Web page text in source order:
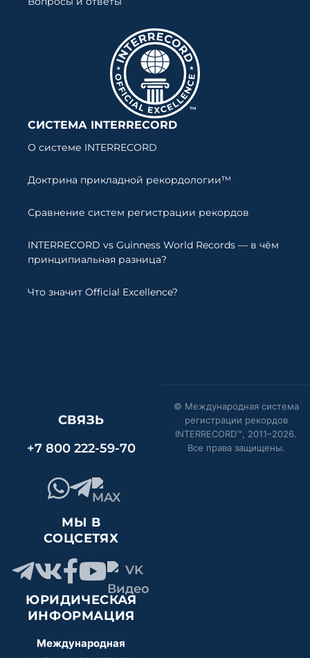
СИСТЕМА INTERRECORD
О системе INTERRECORD
Доктрина прикладной рекордологии™
Сравнение систем регистрации рекордов
INTERRECORD vs Guinness World Records — в чём
принципиальная разница?
Что значит Official Excellence?
СВЯЗЬ
+7 800 222-59-70
МЫ В
СОЦСЕТЯХ
ЮРИДИЧЕСКАЯ
ИНФОРМАЦИЯ
Международная
© Международная система
регистрации рекордов
INTERRECORD™, 2011–2026.
Все права защищены.